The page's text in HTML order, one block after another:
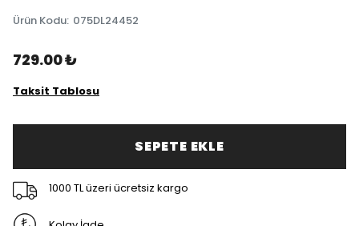
Ürün Kodu: 075DL24452
729.00 ₺
Taksit Tablosu
SEPETE EKLE
1000 TL üzeri ücretsiz kargo